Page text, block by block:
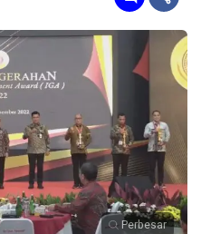
Perbesar